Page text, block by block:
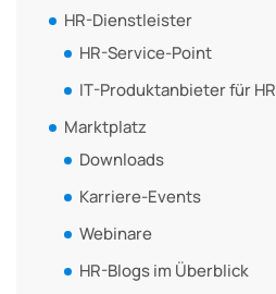
HR-Dienstleister
HR-Service-Point
IT-Produktanbieter für HR
Marktplatz
Downloads
Karriere-Events
Webinare
HR-Blogs im Überblick